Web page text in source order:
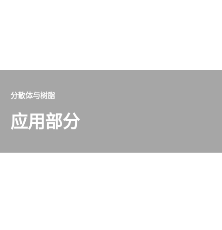
分散体与树脂
应用部分